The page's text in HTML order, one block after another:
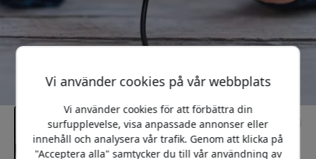
Vi använder cookies på vår webbplats
Vi använder cookies för att förbättra din
surfupplevelse, visa anpassade annonser eller
innehåll och analysera vår trafik. Genom att klicka på
"Acceptera alla" samtycker du till vår användning av